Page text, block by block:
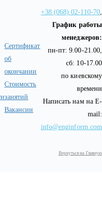
Сертификат
об
окончании
Стоимость
занятий
Вакансии
+38 (068) 02-110-70,
График работы
менеджеров:
пн-пт: 9.00-21.00,
сб: 10-17.00
по киевскому
времени
Написать нам на E-
mail:
info@enginform.com
Вернуться на Главную